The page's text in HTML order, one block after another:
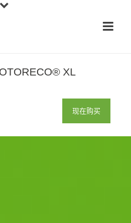
XL
现在购买